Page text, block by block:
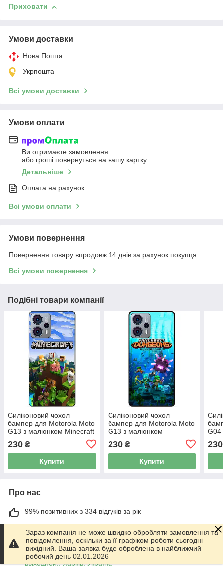
Приховати
Умови доставки
Нова Пошта
Укрпошта
Всі умови доставки
Умови оплати
Ви отримаєте замовлення
або гроші повернуться на вашу картку
Детальніше
Оплата на рахунок
Всі умови оплати
Умови повернення
Повернення товару впродовж 14 днів за рахунок покупця
Всі умови повернення
Подібні товари компанії
Силіконовий чохол
бампер для Motorola Moto
G13 з малюнком Minecraft
230 ₴
Купити
Силіконовий чохол
бампер для Motorola Moto
G13 з малюнком
230₴
Купити
G04
230
Про нас
99% позитивних з 334 відгуків за рік
Працює з 01.06.2014
м. Харків
График работы 10.00-17.00. Суббота - Воскресенье
выходной!, Харків, Україна
Зараз компанія не може швидко обробляти замовлення та
повідомлення, оскільки за її графіком роботи сьогодні
вихідний. Ваша заявка буде оброблена в найближчий
робочий день 02.01.2026